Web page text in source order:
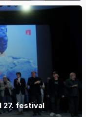
27. festival